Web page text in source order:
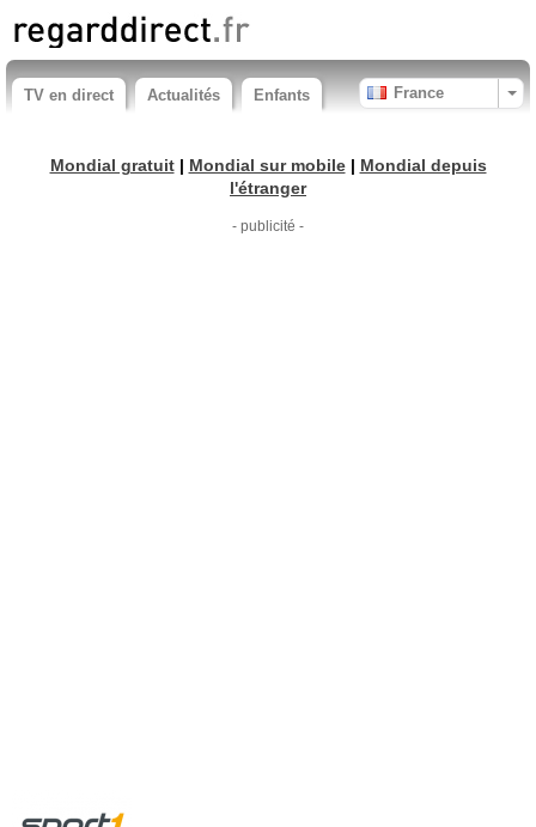
TV en direct Actualités Enfants France
Mondial gratuit| Mondial sur mobile| Mondial depuis
l'étranger
- publicité -